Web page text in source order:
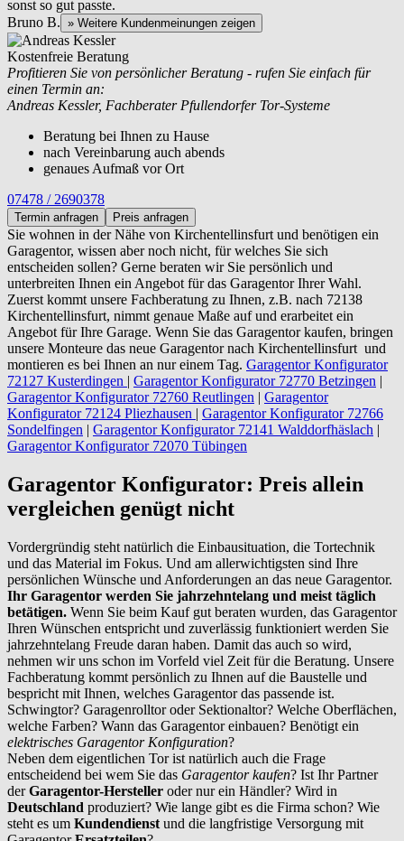
sonst so gut passte.
Bruno B. » Weitere Kundenmeinungen zeigen
Kostenfreie Beratung
Profitieren Sie von persönlicher Beratung - rufen Sie einfach für
einen Termin an:
Andreas Kessler, Fachberater Pfullendorfer Tor-Systeme
Beratung bei Ihnen zu Hause
nach Vereinbarung auch abends
genaues Aufmaß vor Ort
07478 / 2690378
Termin anfragen Preis anfragen
Sie wohnen in der Nähe von Kirchentellinsfurt und benötigen ein
Garagentor, wissen aber noch nicht, für welches Sie sich
entscheiden sollen? Gerne beraten wir Sie persönlich und
unterbreiten Ihnen ein Angebot für das Garagentor Ihrer Wahl.
Zuerst kommt unsere Fachberatung zu Ihnen, z.B. nach 72138
Kirchentellinsfurt, nimmt genaue Maße auf und erarbeitet ein
Angebot für Ihre Garage. Wenn Sie das Garagentor kaufen, bringen
unsere Monteure das neue Garagentor nach Kirchentellinsfurt und
montieren es bei Ihnen an nur einem Tag. Garagentor Konfigurator
72127 Kusterdingen | Garagentor Konfigurator 72770 Betzingen |
Garagentor Konfigurator 72760 Reutlingen | Garagentor
Konfigurator 72124 Pliezhausen | Garagentor Konfigurator 72766
Sondelfingen | Garagentor Konfigurator 72141 Walddorfhäslach |
Garagentor Konfigurator 72070 Tübingen
Garagentor Konfigurator: Preis allein
vergleichen genügt nicht
Vordergründig steht natürlich die Einbausituation, die Tortechnik
und das Material im Fokus. Und am allerwichtigsten sind Ihre
persönlichen Wünsche und Anforderungen an das neue Garagentor.
Ihr Garagentor werden Sie jahrzehntelang und meist täglich
betätigen. Wenn Sie beim Kauf gut beraten wurden, das Garagentor
Ihren Wünschen entspricht und zuverlässig funktioniert werden Sie
jahrzehntelang Freude daran haben. Damit das auch so wird,
nehmen wir uns schon im Vorfeld viel Zeit für die Beratung. Unsere
Fachberatung kommt persönlich zu Ihnen auf die Baustelle und
bespricht mit Ihnen, welches Garagentor das passende ist.
Schwingtor? Garagenrolltor oder Sektionaltor? Welche Oberflächen,
welche Farben? Wann das Garagentor einbauen? Benötigt ein
elektrisches Garagentor Konfiguration?
Neben dem eigentlichen Tor ist natürlich auch die Frage
entscheidend bei wem Sie das Garagentor kaufen? Ist Ihr Partner
derGaragentor-Hersteller oder nur ein Händler? Wird in
Deutschland produziert? Wie lange gibt es die Firma schon? Wie
steht es um Kundendienst und die langfristige Versorgung mit